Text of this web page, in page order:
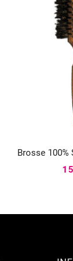
Brosse 100%